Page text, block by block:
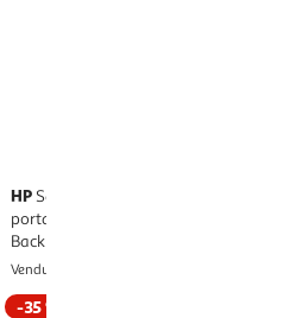
HPSac à dos pour ordinateur
portable Hp Prelude Pro 15.6 inch
Backpack
Vendu par
-35 %